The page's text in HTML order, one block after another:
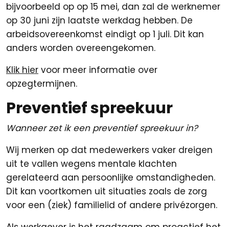
bijvoorbeeld op op 15 mei, dan zal de werknemer
op 30 juni zijn laatste werkdag hebben. De
arbeidsovereenkomst eindigt op 1 juli. Dit kan
anders worden overeengekomen.
Klik hier voor meer informatie over
opzegtermijnen.
Preventief spreekuur
Wanneer zet ik een preventief spreekuur in?
Wij merken op dat medewerkers vaker dreigen
uit te vallen wegens mentale klachten
gerelateerd aan persoonlijke omstandigheden.
Dit kan voortkomen uit situaties zoals de zorg
voor een (ziek) familielid of andere privézorgen.